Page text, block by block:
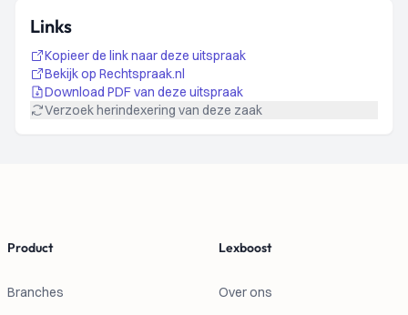
Links
Kopieer de link naar deze uitspraak
Bekijk op Rechtspraak.nl
Download PDF van deze uitspraak
Verzoek herindexering van deze zaak
Product
Branches
Lexboost
Over ons